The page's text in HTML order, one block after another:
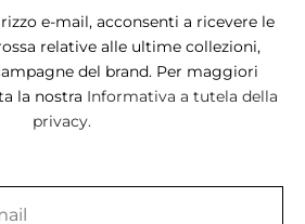
e-mail, acconsenti a ricevere le
relative alle ultime collezioni,
del brand. Per maggiori
la nostra Informativa a tutela della
privacy.